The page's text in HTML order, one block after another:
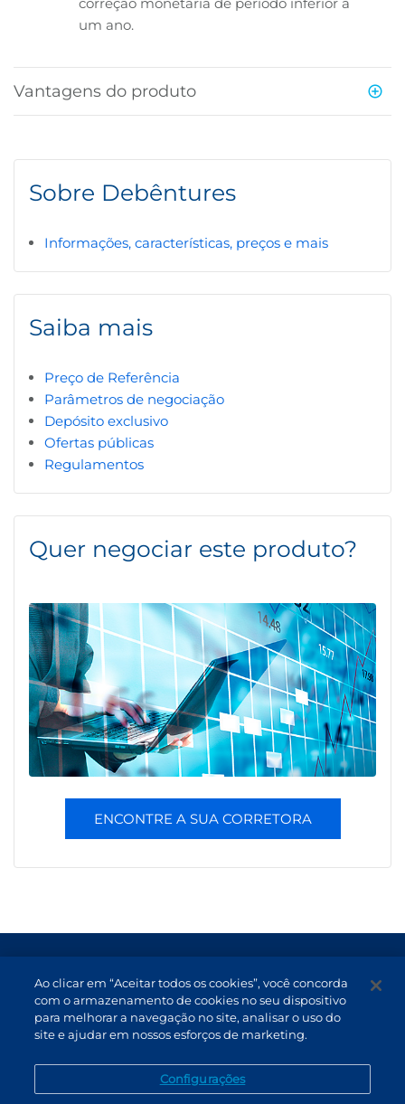
um ano.
Vantagens do produto
Sobre Debêntures
Informações, características, preços e mais
Saiba mais
Preço de Referência
Parâmetros de negociação
Depósito exclusivo
Ofertas públicas
Regulamentos
Quer negociar este produto?
ENCONTRE A SUA CORRETORA
Atendimento
Canal de Denúncias
Ao clicar em “Aceitar todos os cookies”, você concorda
com o armazenamento de cookies no seu dispositivo
para melhorar a navegação no site, analisar o uso do
site e ajudar em nossos esforços de marketing.
Configurações